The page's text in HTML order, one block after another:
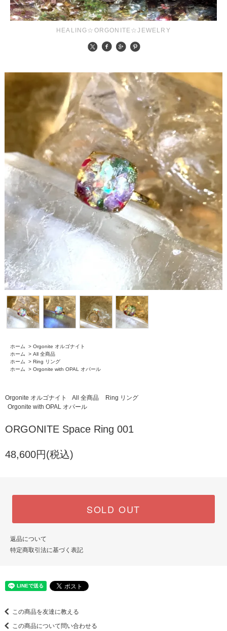
HEALING☆ORGONITE☆JEWELRY
ホーム > Orgonite オルゴナイト
ホーム
> All 全商品
ホーム
> Ring リング
ホーム
> Orgonite with OPAL オパール
Orgonite オルゴナイト All 全商品
Ring リング
Orgonite with OPAL オパール
ORGONITE Space Ring 001
48,600円(税込)
SOLD OUT
返品について
特定商取引法に基づく表記
この商品を友達に教える
この商品について問い合わせる